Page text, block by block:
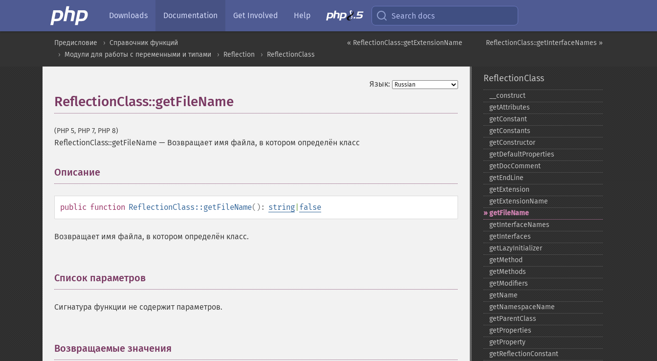
Downloads Documentation Get Involved Help Search docs
ReflectionClass::getInterfaceNames »
« ReflectionClass::getExtensionName
Предисловие
Справочник функций
Модули для работы с переменными и типами
Reflection ReflectionClass
Язык:
ReflectionClass::getFileName
(PHP 5, PHP 7, PHP 8)
ReflectionClass::getFileName — Возвращает имя файла, в котором определён класс
Описание
public function ReflectionClass::getFileName(): string false
Возвращает имя файла, в котором определён класс.
Список параметров
Сигнатура функции не содержит параметров.
Возвращаемые значения
ReflectionClass
_​_​construct
getAttributes
getConstant
getConstants
getConstructor
getDefaultProperties
getDocComment
getEndLine
getExtension
getExtensionName
getFileName
getInterfaceNames
getInterfaces
getLazyInitializer
getMethod
getMethods
getModifiers
getName
getNamespaceName
getParentClass
getProperties
getProperty
getReflectionConstant